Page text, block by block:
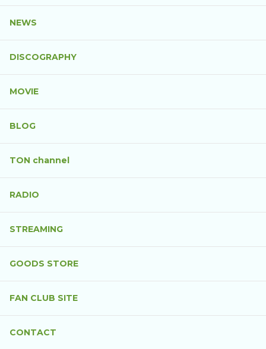
NEWS
DISCOGRAPHY
MOVIE
BLOG
TON channel
RADIO
STREAMING
GOODS STORE
FAN CLUB SITE
CONTACT